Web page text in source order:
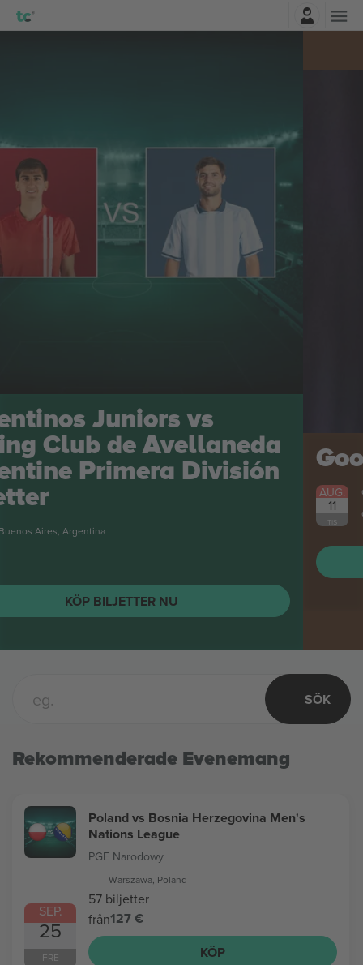
Goo Goo Dollsbiljetter
AUG.
11
SÖK
Rekommenderade Evenemang
SEP.
25
FRE
Poland vs Bosnia Herzegovina Men's
Nations League
PGE Narodowy
Warszawa, Poland
57 biljetter
från127 €
KÖP